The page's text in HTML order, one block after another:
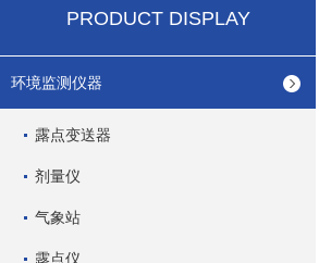
PRODUCT DISPLAY
环境监测仪器
露点变送器
剂量仪
气象站
露点仪